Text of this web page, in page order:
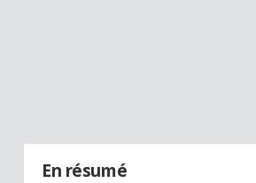
En résumé